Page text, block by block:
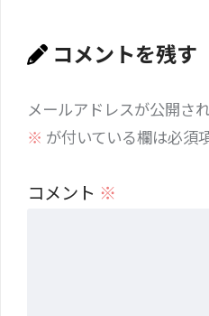
コメントを残す
メールアドレスが公開さ
※ が付いている欄は必須
コメント ※